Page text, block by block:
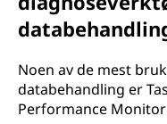
Noen av de mest
databehandling er
Performance